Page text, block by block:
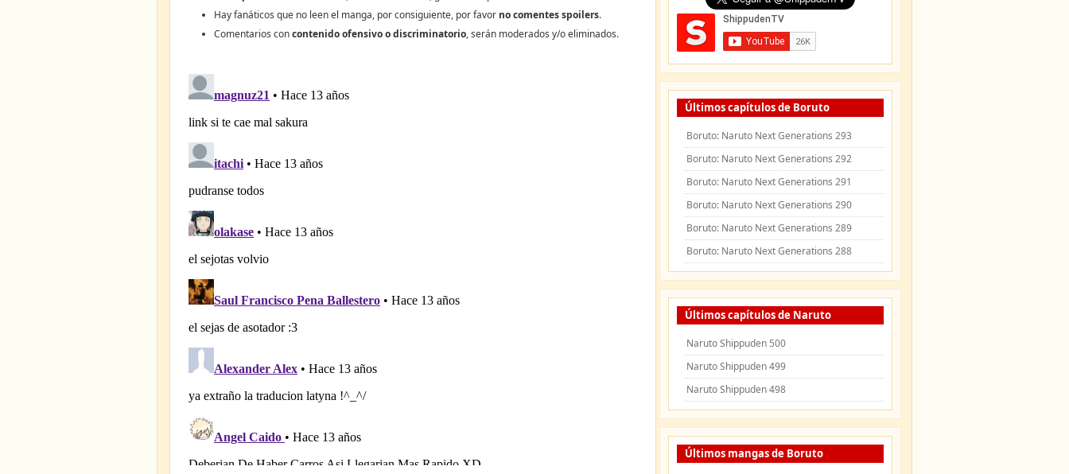
Hay fanáticos que no leen el manga, por consiguiente, por favor no comentes spoilers.
Comentarios concontenido ofensivo o discriminatorio, serán moderados y/o eliminados.
Últimos capítulos de Boruto
Boruto: Naruto Next Generations 293
Boruto: Naruto Next Generations 292
Boruto: Naruto Next Generations 291
Boruto: Naruto Next Generations 290
Boruto: Naruto Next Generations 289
Boruto: Naruto Next Generations 288
Últimos capítulos de Naruto
Naruto Shippuden 500
Naruto Shippuden 499
Naruto Shippuden 498
Últimos mangas de Boruto